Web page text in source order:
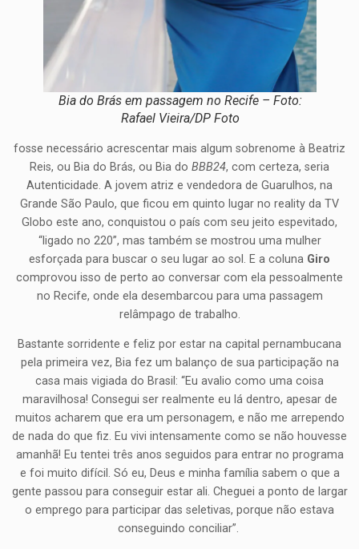
Bia do Brás em passagem no Recife – Foto:
Rafael Vieira/DP Foto
fosse necessário acrescentar mais algum sobrenome à Beatriz
Reis, ou Bia do Brás, ou Bia do BBB24, com certeza, seria
Autenticidade. A jovem atriz e vendedora de Guarulhos, na
Grande São Paulo, que ficou em quinto lugar no reality da TV
Globo este ano, conquistou o país com seu jeito espevitado,
“ligado no 220”, mas também se mostrou uma mulher
esforçada para buscar o seu lugar ao sol. E a coluna Giro
comprovou isso de perto ao conversar com ela pessoalmente
no Recife, onde ela desembarcou para uma passagem
relâmpago de trabalho.
Bastante sorridente e feliz por estar na capital pernambucana
pela primeira vez, Bia fez um balanço de sua participação na
casa mais vigiada do Brasil: “Eu avalio como uma coisa
maravilhosa! Consegui ser realmente eu lá dentro, apesar de
muitos acharem que era um personagem, e não me arrependo
de nada do que fiz. Eu vivi intensamente como se não houvesse
amanhã! Eu tentei três anos seguidos para entrar no programa
e foi muito difícil. Só eu, Deus e minha família sabem o que a
gente passou para conseguir estar ali. Cheguei a ponto de largar
o emprego para participar das seletivas, porque não estava
conseguindo conciliar”.